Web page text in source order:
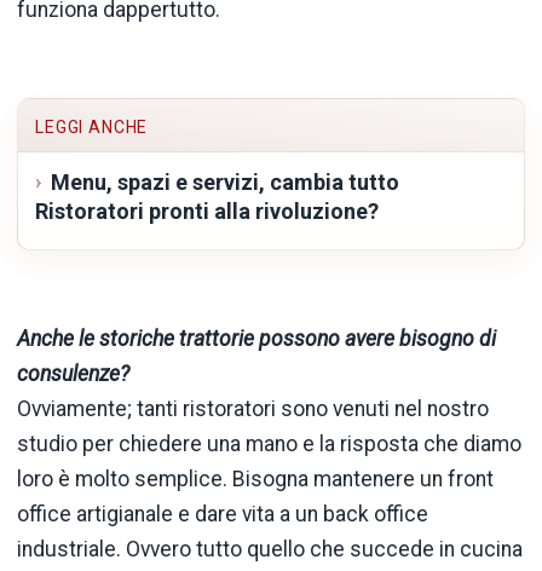
funziona dappertutto.
LEGGI ANCHE
Menu, spazi e servizi, cambia tutto
Ristoratori pronti alla rivoluzione?
Anche le storiche trattorie possono avere bisogno di
consulenze?
Ovviamente; tanti ristoratori sono venuti nel nostro
studio per chiedere una mano e la risposta che diamo
loro è molto semplice. Bisogna mantenere un front
office artigianale e dare vita a un back office
industriale. Ovvero tutto quello che succede in cucina